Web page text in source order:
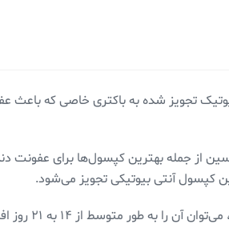
نوع آنتی بیوتیک تجویز شده به باکتری خاصی که
از جمله بهترین کپسول‌ها برای
کپسول آنتی بیوتیکی تجویز می‌شود.
به طور کلی، زمان درمان عفونت